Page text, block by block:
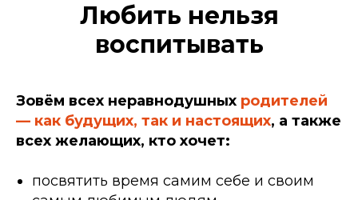
Любить нельзя
воспитывать
Зовём всех неравнодушных родителей
— как будущих, так и настоящих, а также
всех желающих, кто хочет:
посвятить время самим себе и своим